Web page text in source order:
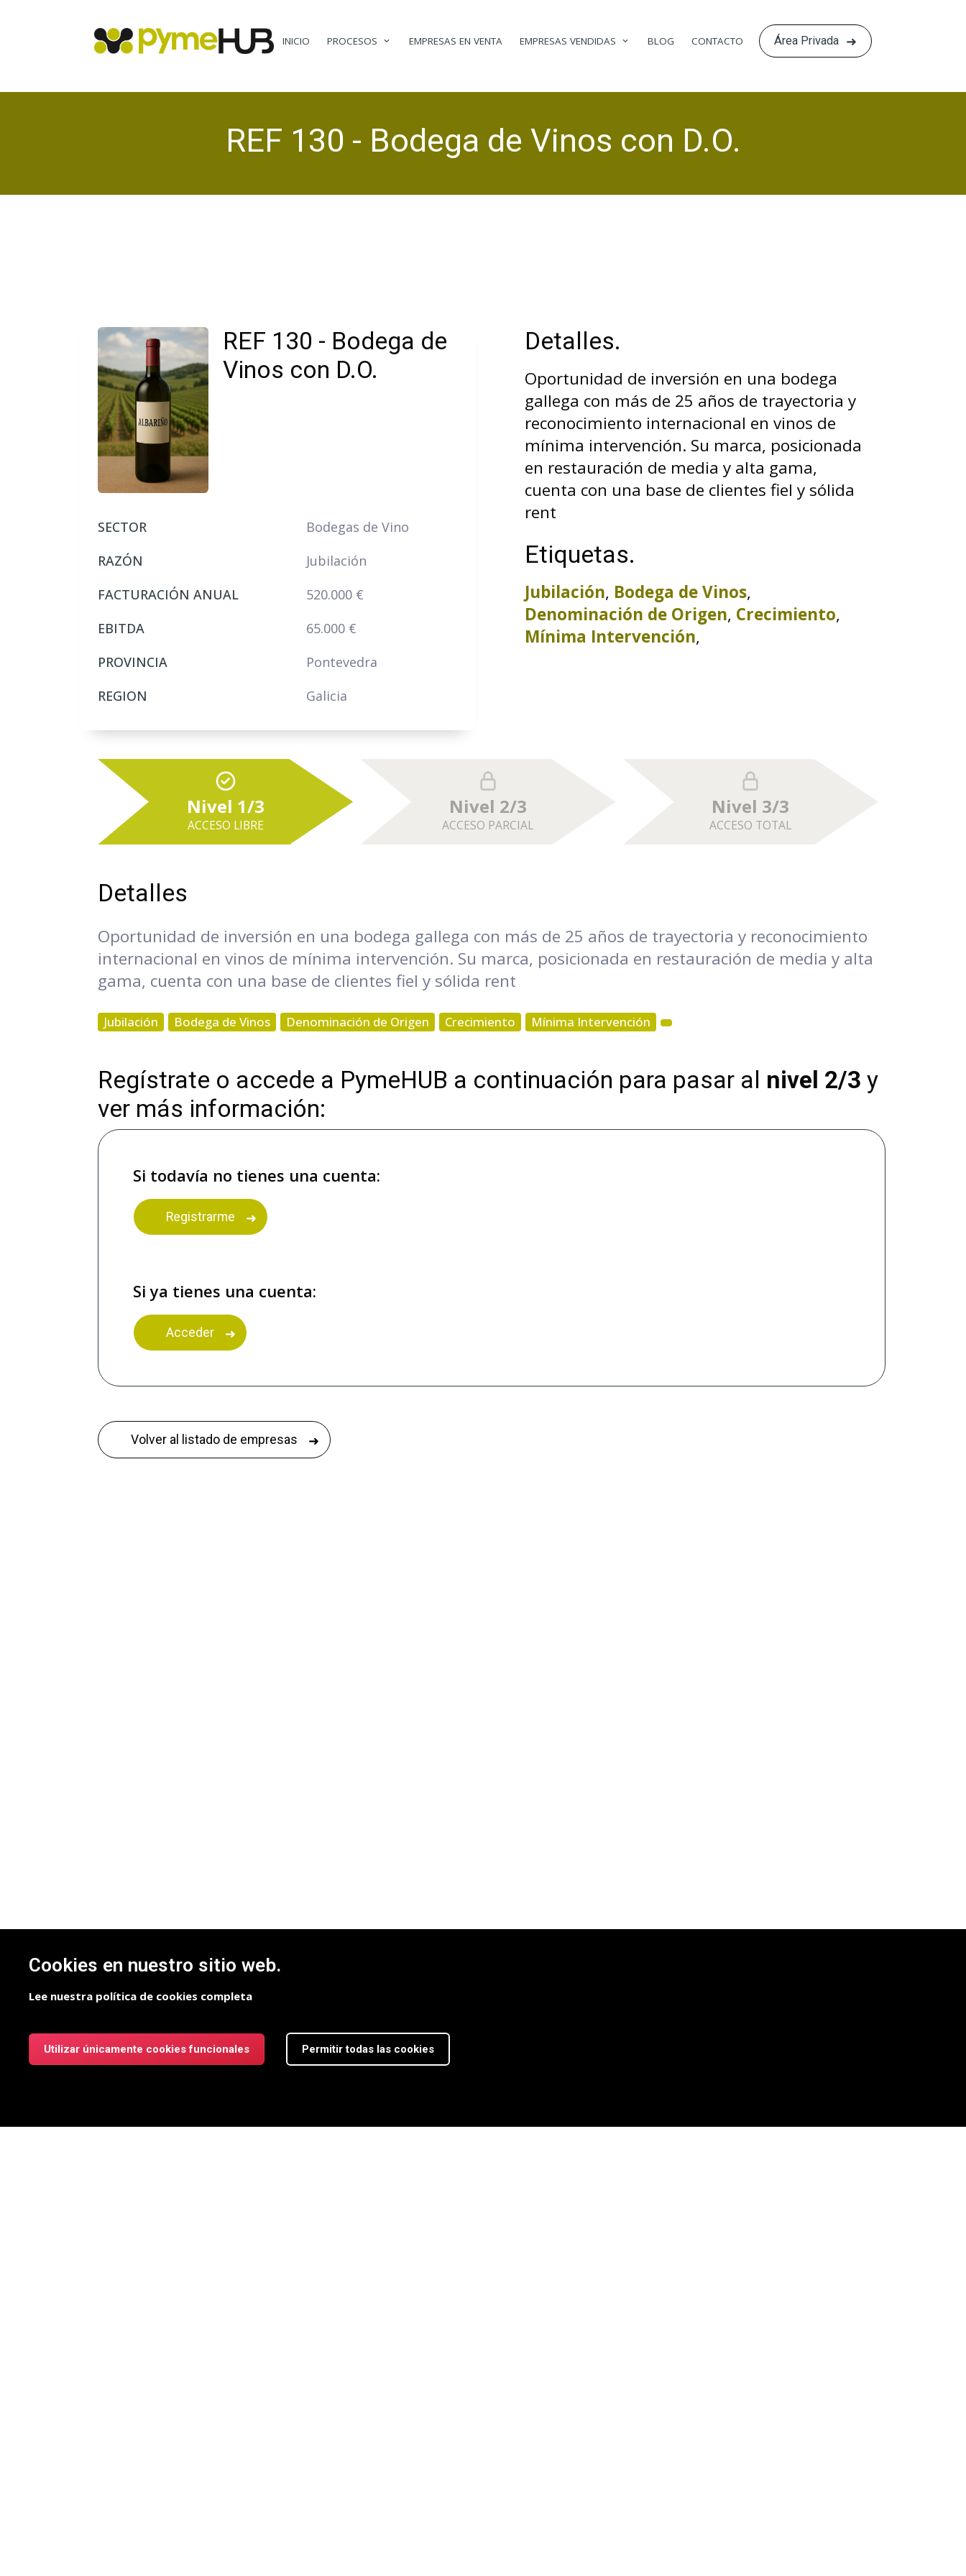
INICIO PROCESOS EMPRESAS EN VENTA EMPRESAS VENDIDAS BLOG CONTACTO Área Privada
REF 130 - Bodega de Vinos con D.O.
REF 130 - Bodega de
Vinos con D.O.
SECTOR
Bodegas de Vino
RAZÓN
Jubilación
FACTURACIÓN ANUAL
520.000 €
EBITDA
65.000 €
PROVINCIA
Pontevedra
REGION
Galicia
Detalles.
Oportunidad de inversión en una bodega
gallega con más de 25 años de trayectoria y
reconocimiento internacional en vinos de
mínima intervención. Su marca, posicionada
en restauración de media y alta gama,
cuenta con una base de clientes fiel y sólida
rent
Etiquetas.
Jubilación, Bodega de Vinos,
Denominación de Origen, Crecimiento,
Mínima Intervención,
Nivel 1/3
ACCESO LIBRE
Nivel 2/3
ACCESO PARCIAL
Nivel 3/3
ACCESO TOTAL
Detalles
Oportunidad de inversión en una bodega gallega con más de 25 años de trayectoria y reconocimiento
internacional en vinos de mínima intervención. Su marca, posicionada en restauración de media y alta
gama, cuenta con una base de clientes fiel y sólida rent
Jubilación Bodega de Vinos Denominación de Origen Crecimiento Mínima Intervención
Regístrate o accede a PymeHUB a continuación para pasar al nivel 2/3 y
ver más información:
Si todavía no tienes una cuenta:
Registrarme
Si ya tienes una cuenta:
Acceder
Volver al listado de empresas
Cookies en nuestro sitio web.
Lee nuestra política de cookies completa
Utilizar únicamente cookies funcionales Permitir todas las cookies